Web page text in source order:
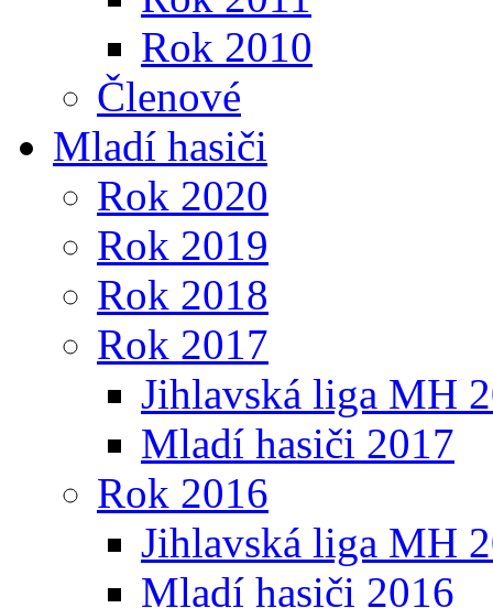
Rok 2010
Členové
Mladí hasiči
Rok 2020
Rok 2019
Rok 2018
Rok 2017
Jihlavská liga MH
Mladí hasiči 2017
Rok 2016
Jihlavská liga MH
Mladí hasiči 2016